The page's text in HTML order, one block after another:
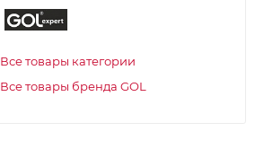
Все товары категории
Все товары бренда GOL